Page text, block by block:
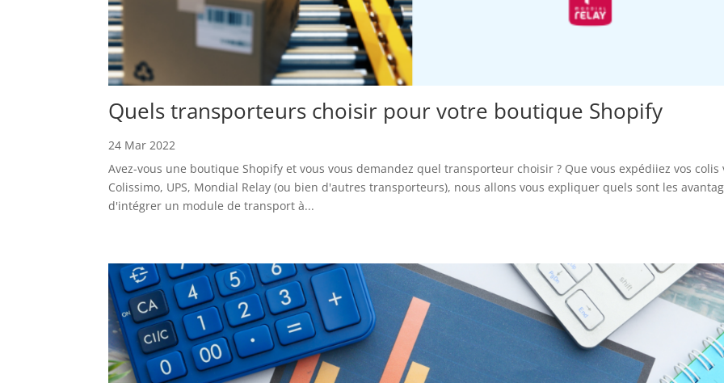
Quels transporteurs choisir pour votre boutique Shopify
24 Mar 2022
Avez-vous une boutique Shopify et vous vous demandez quel transporteur choisir ? Que vous expédiiez vos colis
Colissimo, UPS, Mondial Relay (ou bien d'autres transporteurs), nous allons vous expliquer quels sont les
d'intégrer un module de transport à...